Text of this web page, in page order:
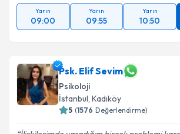
Yarın
09:00
Yarın
09:55
Yarın
10:50
Psk. Elif Sevim
Psikoloji
İstanbul, Kadıköy
5 (1576 Değerlendirme)